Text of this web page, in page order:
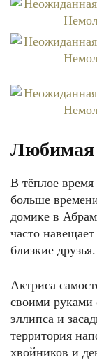
Любимая
В тёплое время
больше
домике в
часто
близкие друзья.
Актриса
своими руками
эллипса и
территория
хвойников и